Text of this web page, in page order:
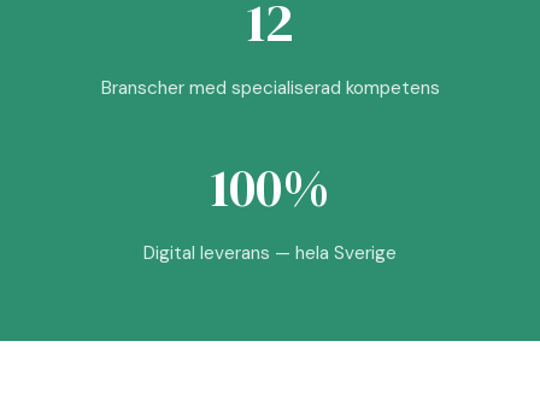
12
Branscher med specialiserad kompetens
100%
Digital leverans — hela Sverige